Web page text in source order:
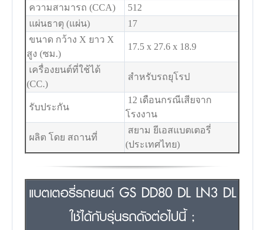
ความสามารถ (CCA)
512
แผ่นธาตุ (แผ่น)
17
ขนาด กว้าง X ยาว X
สูง (ซม.)
17.5 x 27.6 x 18.9
เครื่องยนต์ที่ใช้ได้
(CC.)
สำหรับรถยุโรป
รับประกัน
12 เดือนกรณีเสียจาก
โรงงาน
ผลิต โดย สถานที่
สยาม ยีเอสแบตเตอรี่
(ประเทศไทย)
แบตเตอรี่รถยนต์ GS DD80 DL LN3 DL
ใช้ได้กับรุ่นรถดังต่อไปนี้ ;